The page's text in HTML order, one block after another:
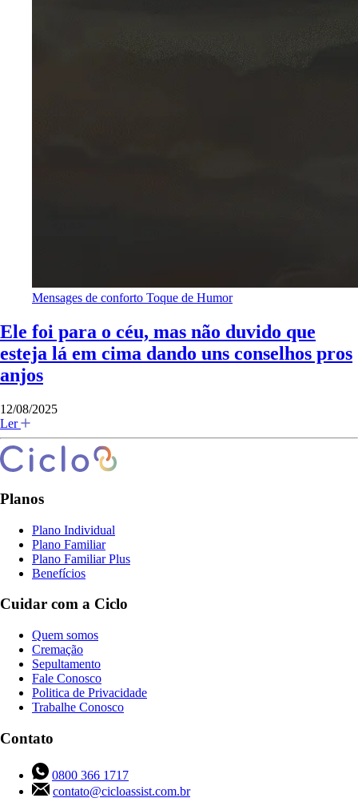
Mensages de conforto Toque de Humor
Ele foi para o céu, mas não duvido que
esteja lá em cima dando uns conselhos pros
anjos
12/08/2025
Ler
Planos
Plano Individual
Plano Familiar
Plano Familiar Plus
Benefícios
Cuidar com a Ciclo
Quem somos
Cremação
Sepultamento
Fale Conosco
Politica de Privacidade
Trabalhe Conosco
Contato
0800 366 1717
contato@cicloassist.com.br